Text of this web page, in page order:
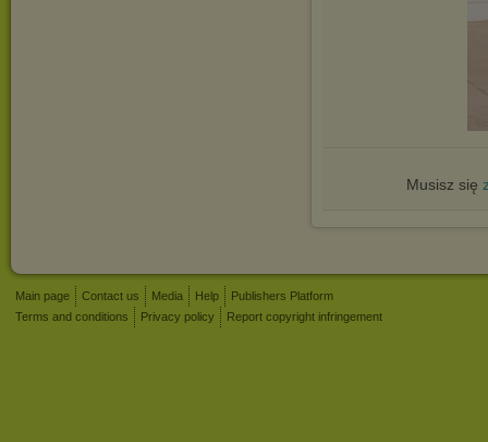
Musisz się
Main page Contact us Media Help
Publishers Platform
Terms and conditions
Privacy policy Report copyright infringement